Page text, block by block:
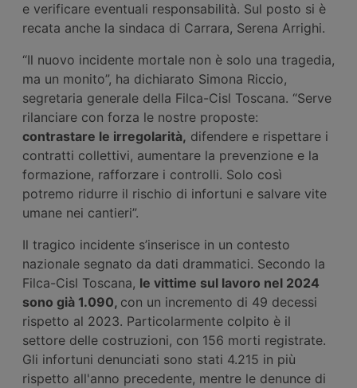
e verificare eventuali responsabilità. Sul posto si è
recata anche la sindaca di Carrara, Serena Arrighi.
“Il nuovo incidente mortale non è solo una tragedia,
ma un monito”, ha dichiarato Simona Riccio,
segretaria generale della Filca-Cisl Toscana. “Serve
rilanciare con forza le nostre proposte:
contrastare le irregolarità, difendere e rispettare i
contratti collettivi, aumentare la prevenzione e la
formazione, rafforzare i controlli. Solo così
potremo ridurre il rischio di infortuni e salvare vite
umane nei cantieri”.
Il tragico incidente s’inserisce in un contesto
nazionale segnato da dati drammatici. Secondo la
Filca-Cisl Toscana, le vittime sul lavoro nel 2024
sono già 1.090, con un incremento di 49 decessi
rispetto al 2023. Particolarmente colpito è il
settore delle costruzioni, con 156 morti registrate.
Gli infortuni denunciati sono stati 4.215 in più
rispetto all'anno precedente, mentre le denunce di